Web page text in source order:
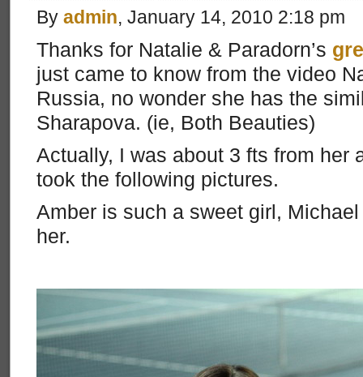
By admin, January 14, 2010 2:18 pm
Thanks for Natalie & Paradorn’s
just came to know from the video
Russia, no wonder she has the
Sharapova. (ie, Both Beauties)
Actually, I was about 3 fts from her
took the following pictures.
Amber is such a sweet girl,
her.